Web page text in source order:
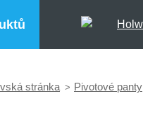
stránka Pivotové panty